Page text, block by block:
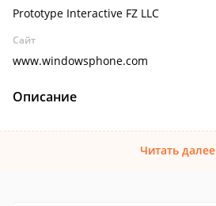
Prototype Interactive FZ LLC
Сайт
www.windowsphone.com
Описание
Читать далее